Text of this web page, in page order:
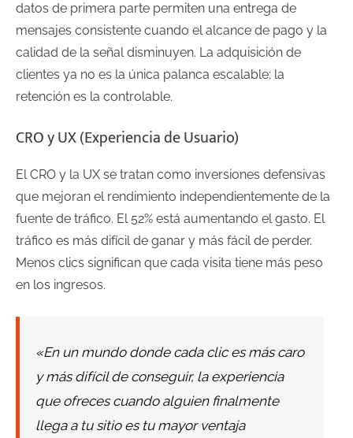
datos de primera parte permiten una entrega de
mensajes consistente cuando el alcance de pago y la
calidad de la señal disminuyen. La adquisición de
clientes ya no es la única palanca escalable; la
retención es la controlable.
CRO y UX (Experiencia de Usuario)
El CRO y la UX se tratan como inversiones defensivas
que mejoran el rendimiento independientemente de la
fuente de tráfico. El 52% está aumentando el gasto. El
tráfico es más difícil de ganar y más fácil de perder.
Menos clics significan que cada visita tiene más peso
en los ingresos.
«En un mundo donde cada clic es más caro
y más difícil de conseguir, la experiencia
que ofreces cuando alguien finalmente
llega a tu sitio es tu mayor ventaja